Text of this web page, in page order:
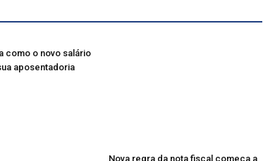
como o novo salário
aposentadoria
Nova regra da nota fiscal começa a